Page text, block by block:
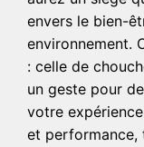
envers le bien-
environnement.
: celle de
un geste pour
votre
et performance,